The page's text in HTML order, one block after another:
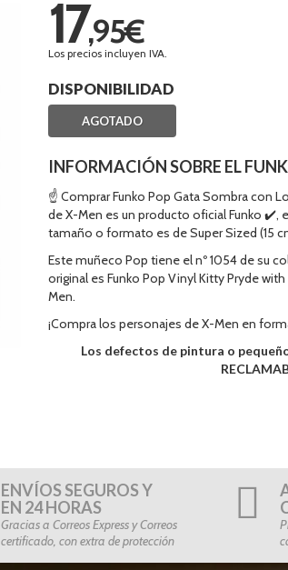
17,95€
Los precios incluyen IVA.
DISPONIBILIDAD
AGOTADO
INFORMACIÓN SOBRE EL
☝ Comprar Funko Pop Gata Sombra con
de X-Men es un producto oficial Funko ✔️,
tamaño o formato es de Super Sized (15
Este muñeco Pop tiene el nº 1054 de su
original es Funko Pop Vinyl Kitty Pryde
Men.
¡Compra los personajes de X-Men en
Los defectos de pintura o
ENVÍOS SEGUROS Y
EN 24 HORAS
Gracias a Correos Express y Correos
certificado, con extra de protección